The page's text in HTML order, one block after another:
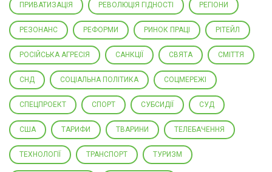
ПРИВАТИЗАЦІЯ РЕВОЛЮЦІЯ ГІДНОСТІ РЕГІОНИ
РЕЗОНАНС РЕФОРМИ РИНОК ПРАЦІ РІТЕЙЛ
РОСІЙСЬКА АГРЕСІЯ САНКЦІЇ СВЯТА СМІТТЯ
СНД СОЦІАЛЬНА ПОЛІТИКА СОЦМЕРЕЖІ
СПЕЦПРОЕКТ СПОРТ СУБСИДІЇ СУД
США ТАРИФИ ТВАРИНИ ТЕЛЕБАЧЕННЯ
ТЕХНОЛОГІЇ ТРАНСПОРТ ТУРИЗМ